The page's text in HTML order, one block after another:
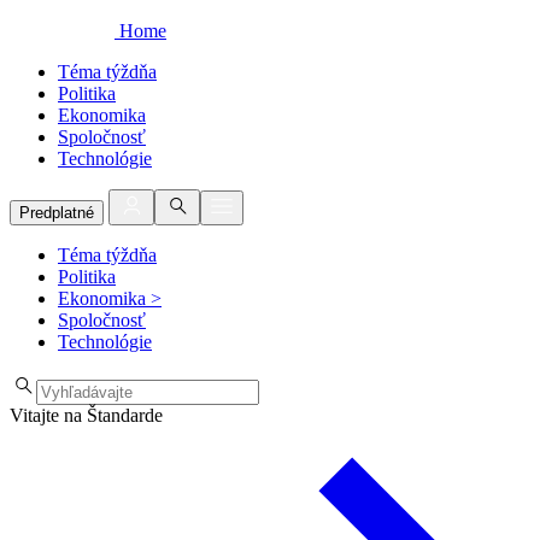
Home
Téma týždňa
Politika
Ekonomika
Spoločnosť
Technológie
Predplatné
Téma týždňa
Politika
Ekonomika >
Spoločnosť
Technológie
Vitajte na Štandarde